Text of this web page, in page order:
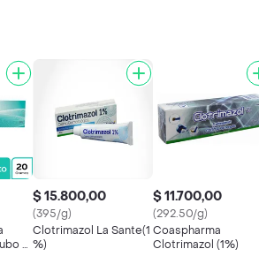
x
$ 15.800,00
(395/g)
Clotrimazol La Sante(1
%)
$ 11.700,00
(292.50/g)
Coaspharma
Clotrimazol (1%)